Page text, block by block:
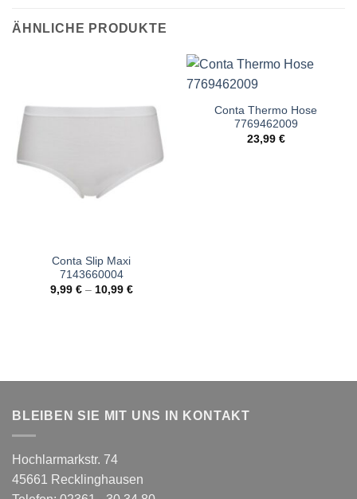
ÄHNLICHE PRODUKTE
Conta Slip Maxi
7143660004
9,99 €– 10,99 €
Conta Thermo Hose
7769462009
23,99 €
BLEIBEN SIE MIT UNS IN KONTAKT
Hochlarmarkstr. 74
45661 Recklinghausen